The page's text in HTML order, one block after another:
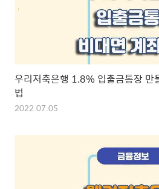
우리저축은행 1.8% 입출금통장 만
법
2022.07.05